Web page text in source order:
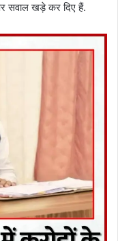
सवाल खड़े कर दिए हैं.